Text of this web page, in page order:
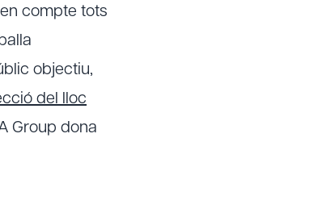
compte tots
objectiu,
del lloc
Group dona